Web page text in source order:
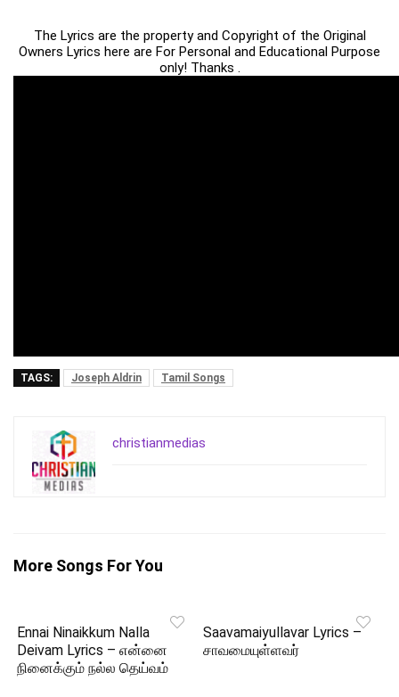
The Lyrics are the property and Copyright of the Original
Owners Lyrics here are For Personal and Educational Purpose
only! Thanks .
TAGS: Joseph Aldrin Tamil Songs
christianmedias
More Songs For You
Ennai Ninaikkum Nalla
Deivam Lyrics – என்னை
நினைக்கும் நல்ல தெய்வம்
Saavamaiyullavar Lyrics –
சாவமையுள்ளவர்